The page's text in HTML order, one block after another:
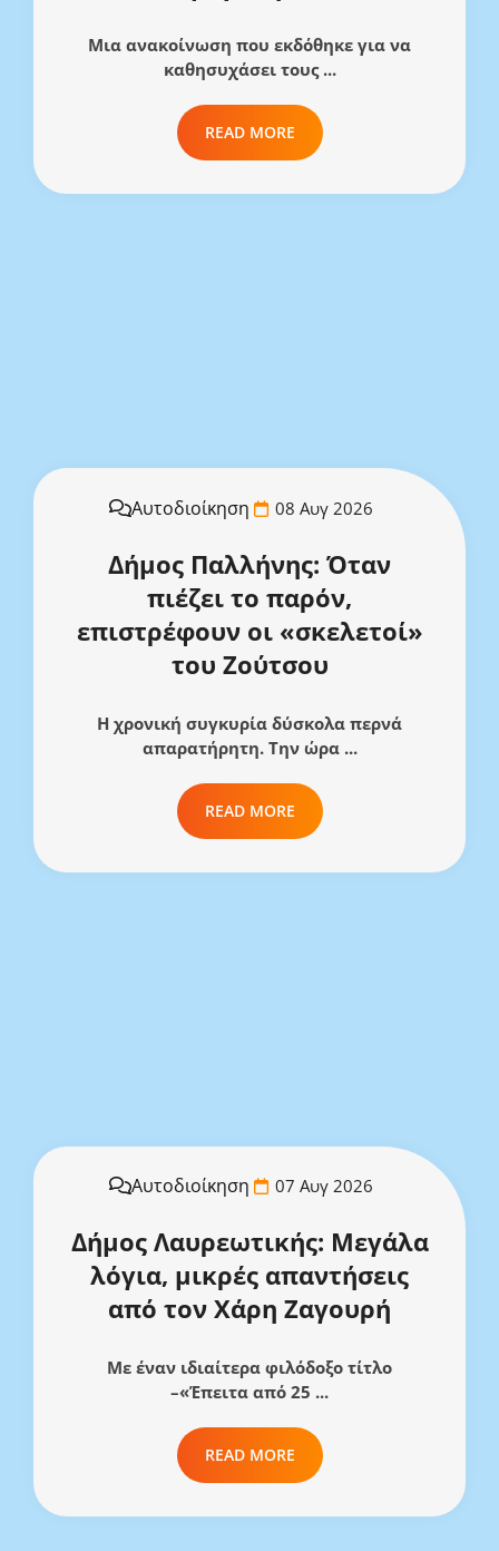
Μια ανακοίνωση που εκδόθηκε για να
καθησυχάσει τους ...
READ MORE
Αυτοδιοίκηση 08 Αυγ 2026
Δήμος Παλλήνης: Όταν
πιέζει το παρόν,
επιστρέφουν οι «σκελετοί»
του Ζούτσου
Η χρονική συγκυρία δύσκολα περνά
απαρατήρητη. Την ώρα ...
READ MORE
Αυτοδιοίκηση 07 Αυγ 2026
Δήμος Λαυρεωτικής: Μεγάλα
λόγια, μικρές απαντήσεις
από τον Χάρη Ζαγουρή
Με έναν ιδιαίτερα φιλόδοξο τίτλο
–«Έπειτα από 25 ...
READ MORE